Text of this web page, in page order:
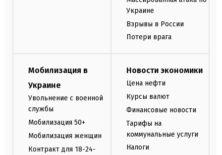
Украине
Взрывы в России
Потери врага
Мобилизация в
Украине
Увольнение с военной
службы
Мобилизация 50+
Мобилизация женщин
Контракт для 18-24-
Новости экономики
Цена нефти
Курсы валют
Финансовые новости
Тарифы на
коммунальные услуги
Налоги